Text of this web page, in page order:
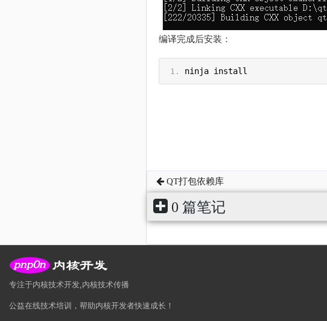
编译完成后安装：
ninja install
QT打包依赖库
0 篇笔记
专注于内核技术开发,内核技术传播
公益在线技术培训，帮助内核开发者快速成长！